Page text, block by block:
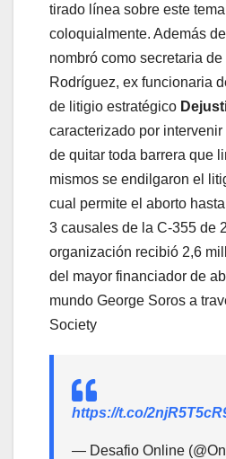
tirado línea sobre este
coloquialmente. Además
nombró como secretaria
Rodríguez, ex funcionaria
de litigio estratégico
caracterizado por
de quitar toda barrera que
mismos se endilgaron el
cual permite el aborto
3 causales de la C-355 de
organización recibió 2,6
del mayor financiador de
mundo George Soros a
Society
https://t.co/
— Desafio Online